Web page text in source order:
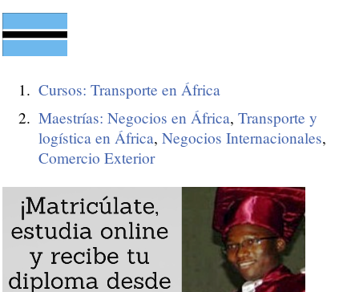
Cursos: Transporte en África
Maestrías: Negocios en África, Transporte y
logística en África, Negocios Internacionales,
Comercio Exterior